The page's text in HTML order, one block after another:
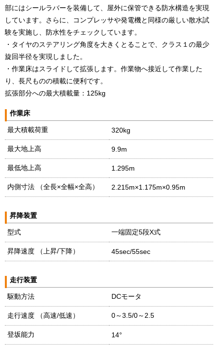
部にはシールラバーを装備して、屋外に保管できる防水構造を実現
しています。さらに、コンプレッサや発電機と同様の厳しい散水試
験を実施し、防水性をチェックしています。
・タイヤのステアリング角度を大きくとることで、クラス１の最少
旋回半径を実現しました。
・作業床はスライドして拡張します。作業物へ接近して作業した
り、長尺ものの積載に便利です。
拡張部分への最大積載量：125kg
作業床
最大積載荷重 320kg
最大地上高 9.9m
最低地上高 1.295m
内側寸法 （全長×全幅×全高） 2.215m×1.175m×0.95m
昇降装置
型式 一端固定5段X式
昇降速度 （上昇/下降） 45sec/55sec
走行装置
駆動方法 DCモータ
走行速度 （高速/低速） 0～3.5/0～2.5
登坂能力 14°